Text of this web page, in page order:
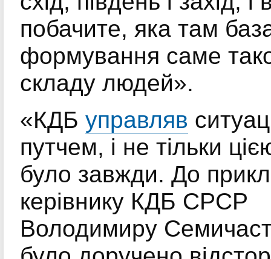
побачите, яка там
формування саме
складу людей».
«КДБ управляв
путчем, і не тільки
було завжди. До
керівнику КДБ СРСР
Володимиру